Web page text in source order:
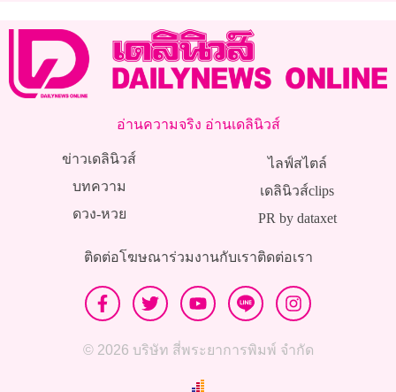
อ่านความจริง อ่านเดลินิวส์
ข่าวเดลินิวส์
บทความ
ดวง-หวย
ไลฟ์สไตล์
เดลินิวส์clips
PR by dataxet
ติดต่อโฆษณาร่วมงานกับเราติดต่อเรา
© 2026 บริษัท สี่พระยาการพิมพ์ จำกัด